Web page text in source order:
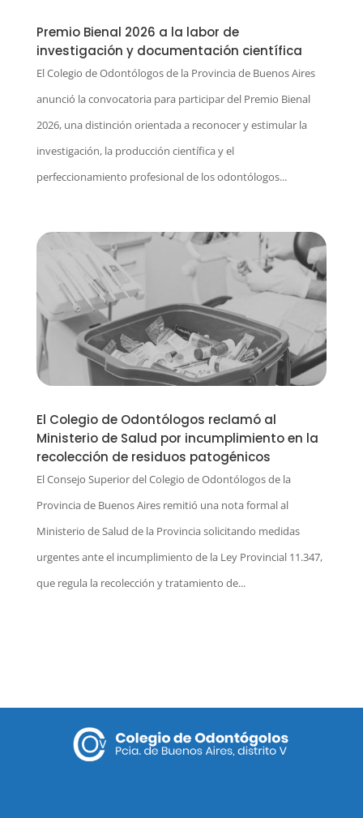
Premio Bienal 2026 a la labor de
investigación y documentación científica
El Colegio de Odontólogos de la Provincia de Buenos Aires
anunció la convocatoria para participar del Premio Bienal
2026, una distinción orientada a reconocer y estimular la
investigación, la producción científica y el
perfeccionamiento profesional de los odontólogos...
El Colegio de Odontólogos reclamó al
Ministerio de Salud por incumplimiento en la
recolección de residuos patogénicos
El Consejo Superior del Colegio de Odontólogos de la
Provincia de Buenos Aires remitió una nota formal al
Ministerio de Salud de la Provincia solicitando medidas
urgentes ante el incumplimiento de la Ley Provincial 11.347,
que regula la recolección y tratamiento de...